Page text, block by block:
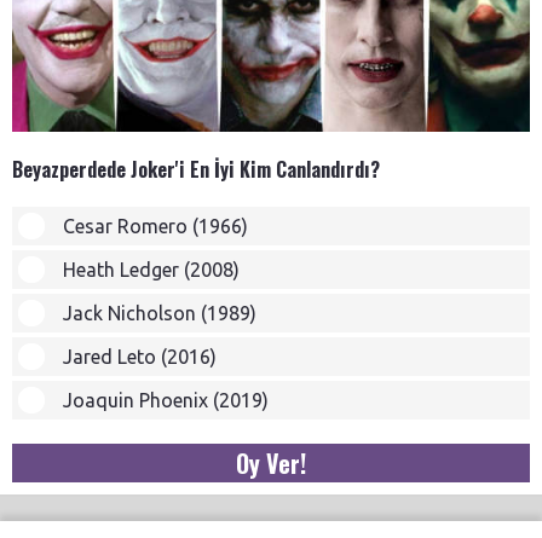
Beyazperdede Joker'i En İyi Kim Canlandırdı?
Cesar Romero (1966)
Heath Ledger (2008)
Jack Nicholson (1989)
Jared Leto (2016)
Joaquin Phoenix (2019)
Oy Ver!